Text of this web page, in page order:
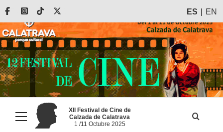
Saltar
contenido
FacebookInstagram
Tiktok ES EN
Menú
principal
XII Festival de Cine de
Calzada de Calatrava
1 /11 Octubre 2025